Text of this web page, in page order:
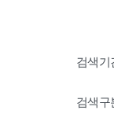
검색기
검색구